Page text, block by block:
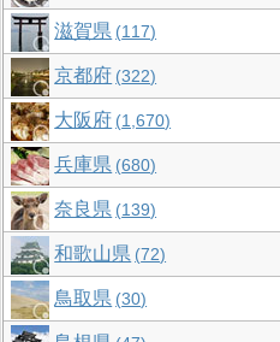
滋賀県 117
京都府 322
大阪府 1,670
兵庫県 680
奈良県 139
和歌山県 72
鳥取県 30